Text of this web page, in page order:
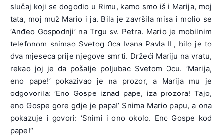
slučaj koji se dogodio u Rimu, kamo smo išli Marija, moj
tata, moj muž Mario i ja. Bila je završila misa i molio se
‘Anđeo Gospodnji’ na Trgu sv. Petra. Mario je mobilnim
telefonom snimao Svetog Oca Ivana Pavla II., bilo je to
dva mjeseca prije njegove smrti. Držeći Mariju na vratu,
rekao joj je da pošalje poljubac Svetom Ocu. ‘Marija,
eno pape!’ pokazivao je na prozor, a Marija mu je
odgovorila: ‘Eno Gospe iznad pape, iza prozora! Tajo,
eno Gospe gore gdje je papa!’ Snima Mario papu, a ona
pokazuje i govori: ‘Snimi i ono okolo. Eno Gospe kod
pape!“